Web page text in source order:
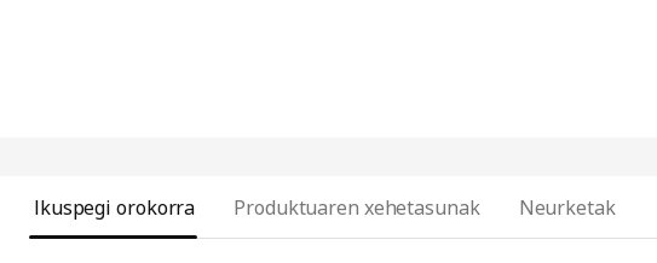
Ikuspegi orokorra Produktuaren xehetasunak Neurketak